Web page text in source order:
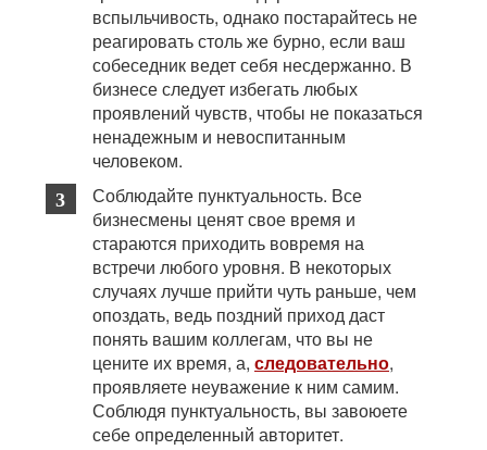
вспыльчивость, однако постарайтесь не
реагировать столь же бурно, если ваш
собеседник ведет себя несдержанно. В
бизнесе следует избегать любых
проявлений чувств, чтобы не показаться
ненадежным и невоспитанным
человеком.
Соблюдайте пунктуальность. Все
бизнесмены ценят свое время и
стараются приходить вовремя на
встречи любого уровня. В некоторых
случаях лучше прийти чуть раньше, чем
опоздать, ведь поздний приход даст
понять вашим коллегам, что вы не
цените их время, а, следовательно,
проявляете неуважение к ним самим.
Соблюдя пунктуальность, вы завоюете
себе определенный авторитет.